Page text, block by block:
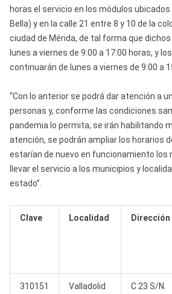
horas el servicio en los módulos ubicados
Bella) y en la calle 21 entre 8 y 10 de la
ciudad de Mérida, de tal forma que
lunes a viernes de 9:00 a 17:00 horas, y
continuarán de lunes a viernes de 9:00 a
“Con lo anterior se podrá dar atención a
personas y, conforme las condiciones
pandemia lo permita, se irán habilitando
atención, se podrán ampliar los horarios
estarían de nuevo en funcionamiento los
llevar el servicio a los municipios y
estado”.
Clave Localidad Dirección
310151 Valladolid
C 23 S/N.